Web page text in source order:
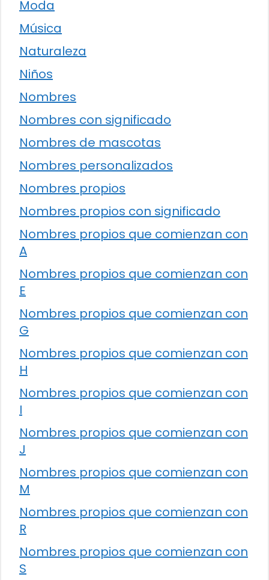
Moda
Música
Naturaleza
Niños
Nombres
Nombres con significado
Nombres de mascotas
Nombres personalizados
Nombres propios
Nombres propios con significado
Nombres propios que comienzan con
A
Nombres propios que comienzan con
E
Nombres propios que comienzan con
G
Nombres propios que comienzan con
H
Nombres propios que comienzan con
I
Nombres propios que comienzan con
J
Nombres propios que comienzan con
M
Nombres propios que comienzan con
R
Nombres propios que comienzan con
S